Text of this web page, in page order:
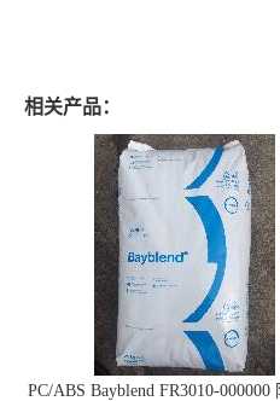
相关产品：
PC/ABS Bayblend FR3010-000000